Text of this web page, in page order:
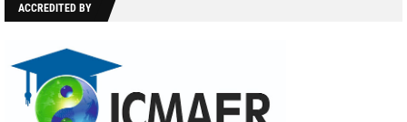
ACCREDITED BY